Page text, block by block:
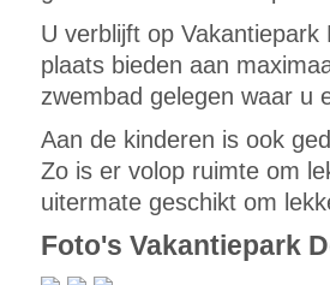
U verblijft op
plaats bieden aan
zwembad gelegen waar u
Aan de kinderen is ook
Zo is er volop ruimte om
uitermate geschikt om
Foto's Vakantiepark